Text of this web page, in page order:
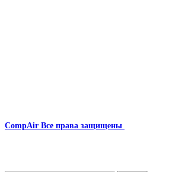
CompAir Все права защищены